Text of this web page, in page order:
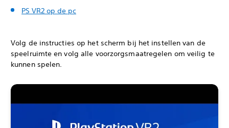
PS VR2 op de pc
Volg de instructies op het scherm bij het instellen van de
speelruimte en volg alle voorzorgsmaatregelen om veilig te
kunnen spelen.